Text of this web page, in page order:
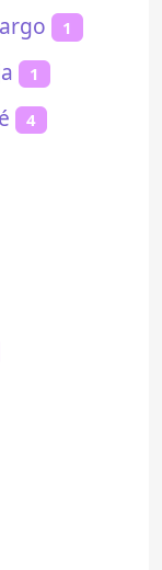
1
1
4